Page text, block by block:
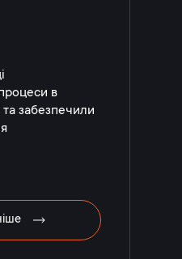
в
та забезпечили